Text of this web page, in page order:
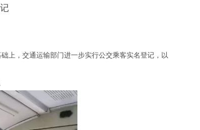
上，交通运输部门进一步实行公交乘客实名登记，以